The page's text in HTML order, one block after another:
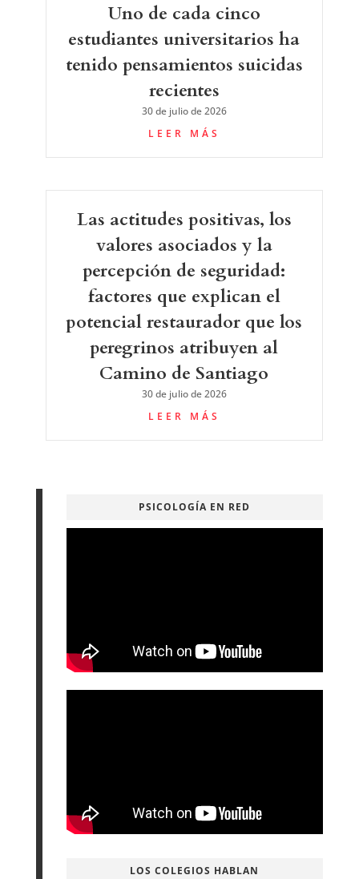
Uno de cada cinco
estudiantes universitarios ha
tenido pensamientos suicidas
recientes
30 de julio de 2026
LEER MÁS
Las actitudes positivas, los
valores asociados y la
percepción de seguridad:
factores que explican el
potencial restaurador que los
peregrinos atribuyen al
Camino de Santiago
30 de julio de 2026
LEER MÁS
PSICOLOGÍA EN RED
LOS COLEGIOS HABLAN